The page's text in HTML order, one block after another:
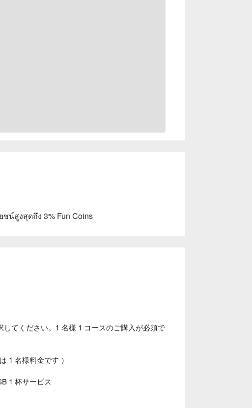
น์สูงสุดถึง 3% Fun Coins
てください。1 名様 1 コースのご購入が必須で
1 名様料金です ）
1 杯サービス